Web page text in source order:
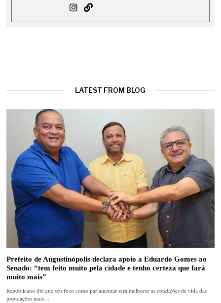
LATEST FROM BLOG
Prefeito de Augustinópolis declara apoio a Eduardo Gomes ao
Senado: “tem feito muito pela cidade e tenho certeza que fará
muito mais”
Republicano diz que seu foco como parlamentar será melhorar as condições de vida das
populações mais…